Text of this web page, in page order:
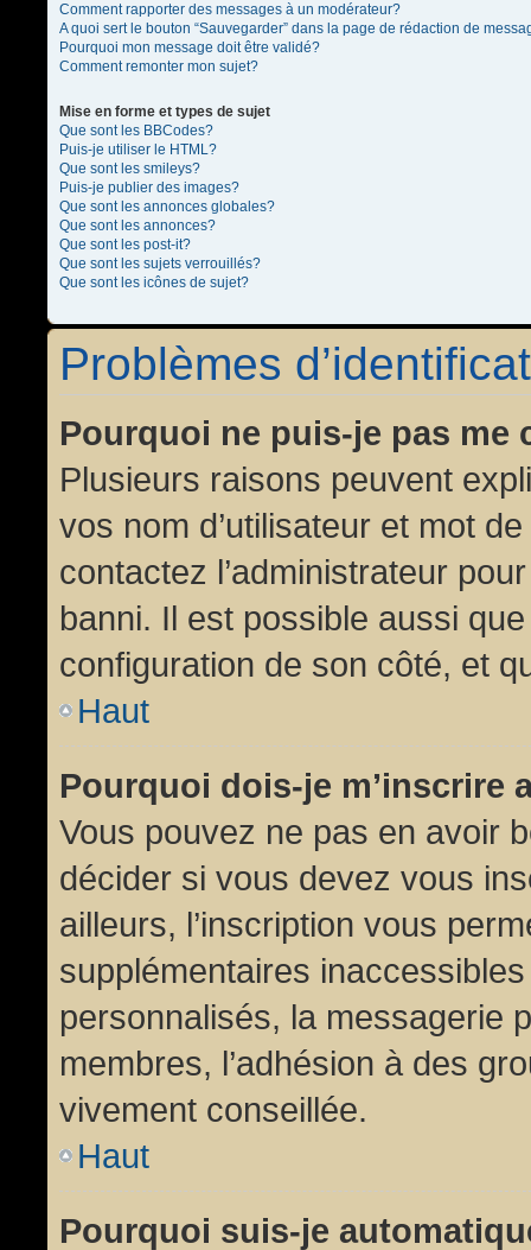
Comment rapporter des messages à un modérateur?
A quoi sert le bouton “Sauvegarder” dans la page de rédaction de
Pourquoi mon message doit être validé?
Comment remonter mon sujet?
Mise en forme et types de sujet
Que sont les BBCodes?
Puis-je utiliser le HTML?
Que sont les smileys?
Puis-je publier des images?
Que sont les annonces globales?
Que sont les annonces?
Que sont les post-it?
Que sont les sujets verrouillés?
Que sont les icônes de sujet?
Problèmes
Pourquoi ne puis-je pas me
Plusieurs raisons peuvent
vos nom d’utilisateur et mot
contactez l’administrateur
banni. Il est possible aussi
configuration de son côté, et
Haut
Pourquoi dois-je m’inscrire
Vous pouvez ne pas en avoir
décider si vous devez vous
ailleurs, l’inscription vous
supplémentaires
personnalisés, la messagerie
membres, l’adhésion à des
vivement conseillée.
Haut
Pourquoi suis-je